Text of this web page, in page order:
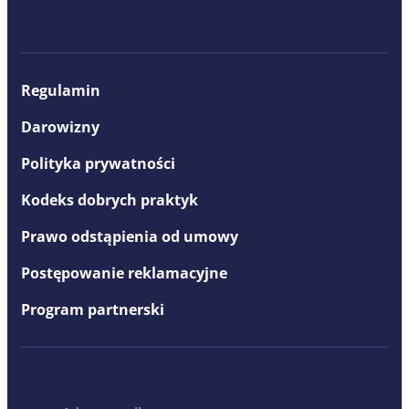
Regulamin
Darowizny
Polityka prywatności
Kodeks dobrych praktyk
Prawo odstąpienia od umowy
Postępowanie reklamacyjne
Program partnerski